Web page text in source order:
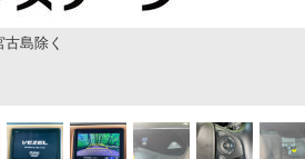
島除く